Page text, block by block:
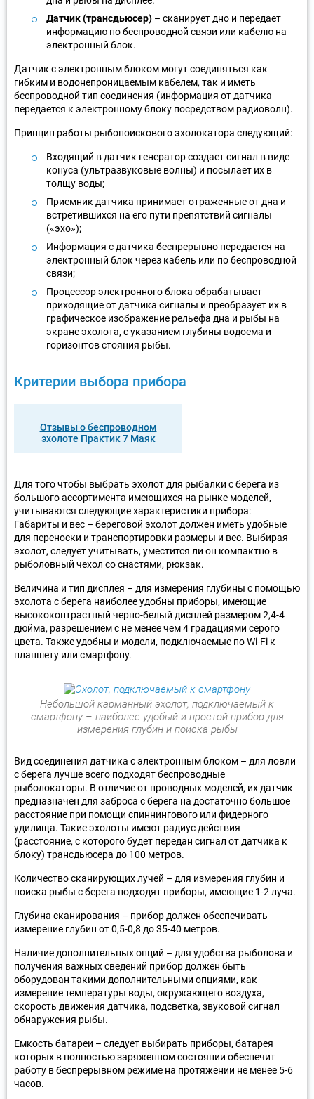
Датчик (трансдьюсер) – сканирует дно и передает
информацию по беспроводной связи или кабелю на
электронный блок.
Датчик с электронным блоком могут соединяться как
гибким и водонепроницаемым кабелем, так и иметь
беспроводной тип соединения (информация от датчика
передается к электронному блоку посредством радиоволн).
Принцип работы рыбопоискового эхолокатора следующий:
Входящий в датчик генератор создает сигнал в виде
конуса (ультразвуковые волны) и посылает их в
толщу воды;
Приемник датчика принимает отраженные от дна и
встретившихся на его пути препятствий сигналы
(«эхо»);
Информация с датчика беспрерывно передается на
электронный блок через кабель или по беспроводной
связи;
Процессор электронного блока обрабатывает
приходящие от датчика сигналы и преобразует их в
графическое изображение рельефа дна и рыбы на
экране эхолота, с указанием глубины водоема и
горизонтов стояния рыбы.
Критерии выбора прибора
Отзывы о беспроводном
эхолоте Практик 7 Маяк
Для того чтобы выбрать эхолот для рыбалки с берега из
большого ассортимента имеющихся на рынке моделей,
учитываются следующие характеристики прибора:
Габариты и вес – береговой эхолот должен иметь удобные
для переноски и транспортировки размеры и вес. Выбирая
эхолот, следует учитывать, уместится ли он компактно в
рыболовный чехол со снастями, рюкзак.
Величина и тип дисплея – для измерения глубины с помощью
эхолота с берега наиболее удобны приборы, имеющие
высококонтрастный черно-белый дисплей размером 2,4-4
дюйма, разрешением с не менее чем 4 градациями серого
цвета. Также удобны и модели, подключаемые по Wi-Fi к
планшету или смартфону.
Небольшой карманный эхолот, подключаемый к
смартфону – наиболее удобый и простой прибор для
измерения глубин и поиска рыбы
Вид соединения датчика с электронным блоком – для ловли
с берега лучше всего подходят беспроводные
рыболокаторы. В отличие от проводных моделей, их датчик
предназначен для заброса с берега на достаточно большое
расстояние при помощи спиннингового или фидерного
удилища. Такие эхолоты имеют радиус действия
(расстояние, с которого будет передан сигнал от датчика к
блоку) трансдьюсера до 100 метров.
Количество сканирующих лучей – для измерения глубин и
поиска рыбы с берега подходят приборы, имеющие 1-2 луча.
Глубина сканирования – прибор должен обеспечивать
измерение глубин от 0,5-0,8 до 35-40 метров.
Наличие дополнительных опций – для удобства рыболова и
получения важных сведений прибор должен быть
оборудован такими дополнительными опциями, как
измерение температуры воды, окружающего воздуха,
скорость движения датчика, подсветка, звуковой сигнал
обнаружения рыбы.
Емкость батареи – следует выбирать приборы, батарея
которых в полностью заряженном состоянии обеспечит
работу в беспрерывном режиме на протяжении не менее 5-6
часов.